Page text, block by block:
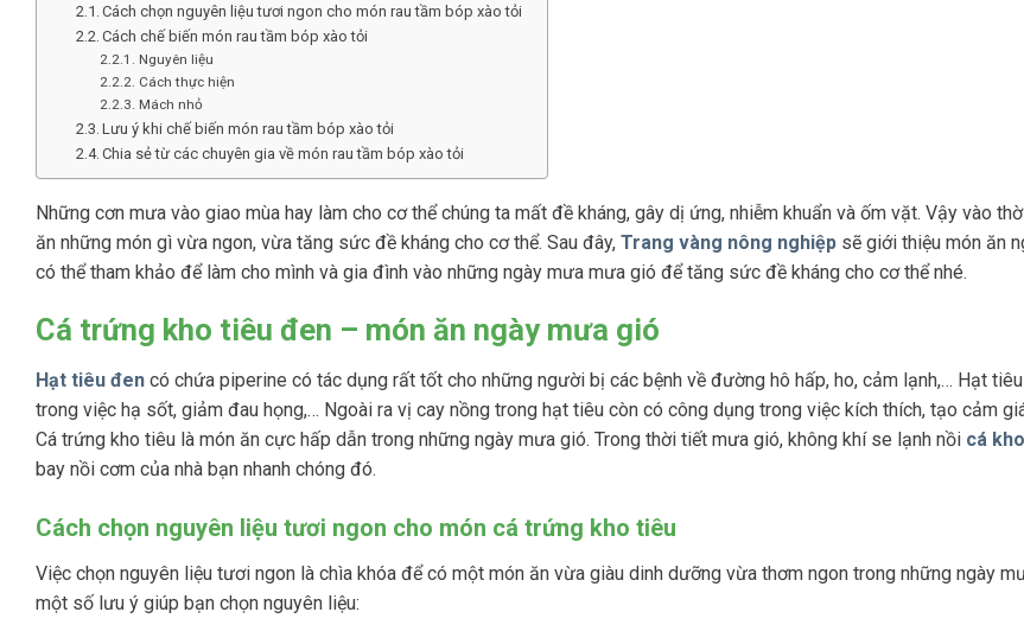
Cách chọn nguyên liệu tươi ngon cho món rau tầm bóp xào tỏi
Cách chế biến món rau tầm bóp xào tỏi
Nguyên liệu
Cách thực hiện
Mách nhỏ
Lưu ý khi chế biến món rau tầm bóp xào tỏi
Chia sẻ từ các chuyên gia về món rau tầm bóp xào tỏi
Những cơn mưa vào giao mùa hay làm cho cơ thể chúng ta mất đề kháng, gây dị ứng, nhiễm khuẩn và ốm vặt. Vậy vào
ăn những món gì vừa ngon, vừa tăng sức đề kháng cho cơ thể. Sau đây, Trang vàng nông nghiệp sẽ giới thiệu món ăn
có thể tham khảo để làm cho mình và gia đình vào những ngày mưa mưa gió để tăng sức đề kháng cho cơ thể nhé.
Cá trứng kho tiêu đen – món ăn ngày mưa gió
Hạt tiêu đen có chứa piperine có tác dụng rất tốt cho những người bị các bệnh về đường hô hấp, ho, cảm lạnh,… Hạt
trong việc hạ sốt, giảm đau họng,… Ngoài ra vị cay nồng trong hạt tiêu còn có công dụng trong việc kích thích, tạo cảm
Cá trứng kho tiêu là món ăn cực hấp dẫn trong những ngày mưa gió. Trong thời tiết mưa gió, không khí se lạnh nồi cá kho
bay nồi cơm của nhà bạn nhanh chóng đó.
Cách chọn nguyên liệu tươi ngon cho món cá trứng kho tiêu
Việc chọn nguyên liệu tươi ngon là chìa khóa để có một món ăn vừa giàu dinh dưỡng vừa thơm ngon trong những ngày
một số lưu ý giúp bạn chọn nguyên liệu: